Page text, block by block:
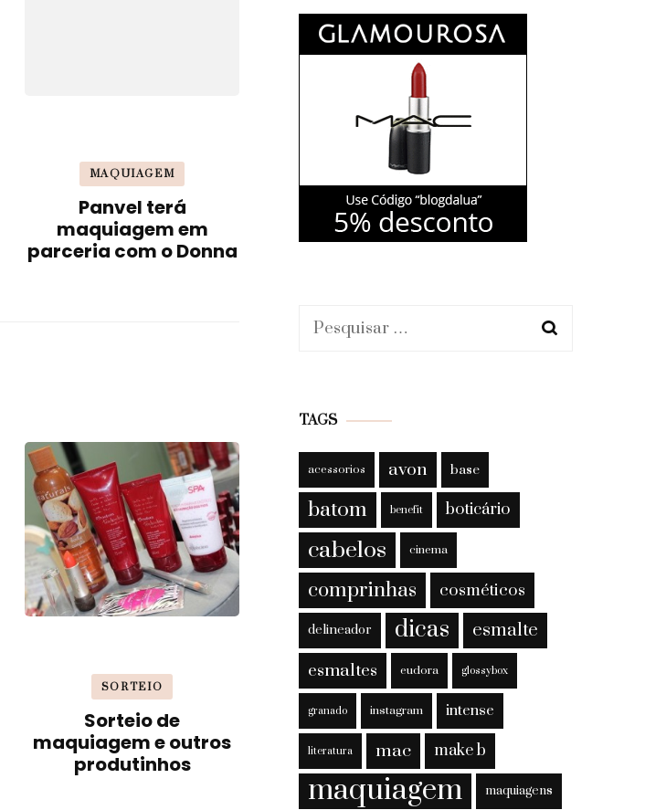
MAQUIAGEM
Panvel terá
maquiagem em
parceria com o Donna
SORTEIO
Sorteio de
maquiagem e outros
produtinhos
Pesquisar
TAGS
acessorios avon base
batom benefit boticário
cabelos cinema
comprinhas cosméticos
delineador dicas esmalte
esmaltes eudora glossybox
granado instagram intense
literatura mac make b
maquiagem maquiagens